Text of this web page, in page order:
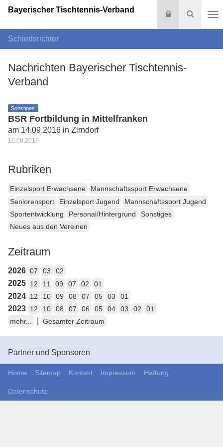
Suche
Login
Bayerischer Tischtennis-Verband
Schiedsrichter
Nachrichten Bayerischer Tischtennis-
Verband
Sonstiges
BSR Fortbildung in Mittelfranken
am 14.09.2016 in Zirndorf
16.08.2016
Rubriken
Einzelsport Erwachsene
Mannschaftssport Erwachsene
Seniorensport
Einzelsport Jugend
Mannschaftssport Jugend
Sportentwicklung
Personal/Hintergrund
Sonstiges
Neues aus den Vereinen
Zeitraum
2026 07 03 02
2025 12 11 09 07 02 01
2024 12 10 09 08 07 05 03 01
2023 12 10 08 07 06 05 04 03 02
01
mehr...
Gesamter Zeitraum
Partner und Sponsoren
Home Sitemap Kontakt Impressum Haftung
Datenschutz